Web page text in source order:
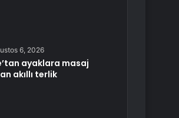
6, 2026
ayaklara masaj
akıllı terlik